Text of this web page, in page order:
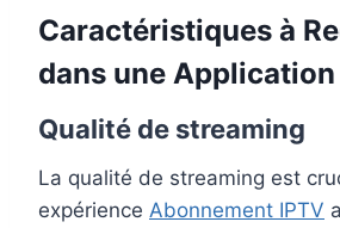
Caractéristiques à
dans une Application
Qualité de streaming
La qualité de streaming est
expérience Abonnement IPTV